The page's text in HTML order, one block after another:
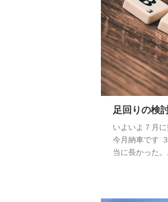
足回りの検
いよいよ７月
今月納車です
当に長かった。